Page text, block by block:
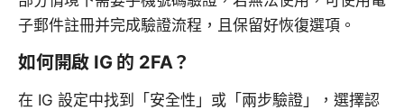
子郵件註冊并完成驗證流程，且保留好恢復選項。
如何開啟 IG 的 2FA？
在 IG 設定中找到「安全性」或「兩步驗證」，選擇認